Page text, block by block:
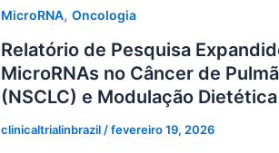
MicroRNA, Oncologia
Relatório de Pesquisa
MicroRNAs no Câncer de
(NSCLC) e Modulação Dietética
clinicaltrialinbrazil /fevereiro 19, 2026